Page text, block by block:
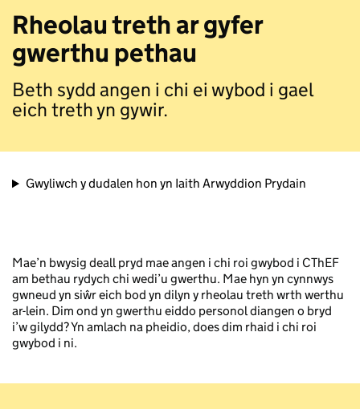
Rheolau treth ar gyfer
gwerthu pethau
Beth sydd angen i chi ei wybod i gael
eich treth yn gywir.
Gwyliwch y dudalen hon yn Iaith Arwyddion Prydain
Mae’n bwysig deall pryd mae angen i chi roi gwybod i CThEF
am bethau rydych chi wedi’u gwerthu. Mae hyn yn cynnwys
gwneud yn siŵr eich bod yn dilyn y rheolau treth wrth werthu
ar-lein. Dim ond yn gwerthu eiddo personol diangen o bryd
i’w gilydd? Yn amlach na pheidio, does dim rhaid i chi roi
gwybod i ni.